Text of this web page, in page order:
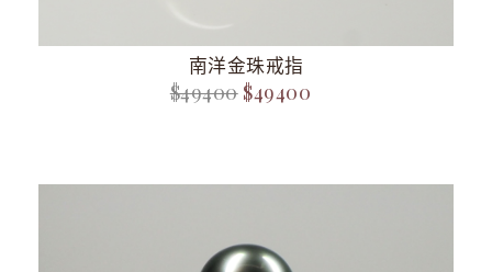
南洋金珠戒指
$49400 $49400